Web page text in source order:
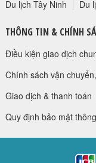
Du lịch Tây Ninh
Du
THÔNG TIN & CHÍNH
Điều kiện giao dịch
Chính sách vận
Giao dịch & thanh toán
Quy định bảo mật